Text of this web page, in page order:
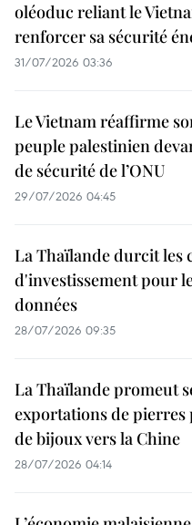
oléoduc reliant le
renforcer sa sécurité
31/07/2026 03:36
Le Vietnam réaffirme
peuple palestinien
de sécurité de l’ONU
29/07/2026 04:45
La Thaïlande durcit les
d'investissement pour
données
28/07/2026 09:35
La Thaïlande promeut
exportations de pierres
de bijoux vers la Chine
28/07/2026 04:14